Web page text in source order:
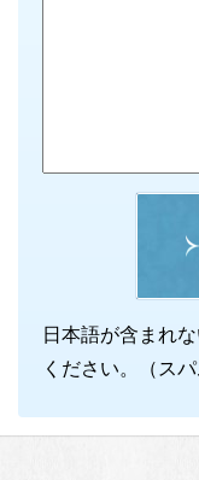
日本語が含まれ
ください。（スパ